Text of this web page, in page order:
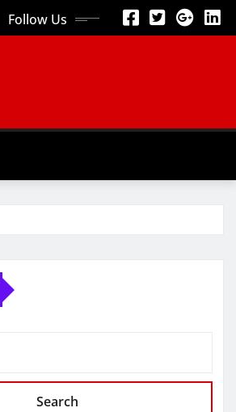
Follow Us
Search